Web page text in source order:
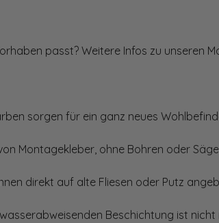
passt? Weitere Infos zu unseren
sorgen für ein ganz neues
Montagekleber, ohne Bohren oder
direkt auf alte Fliesen oder Putz
Beschichtung ist